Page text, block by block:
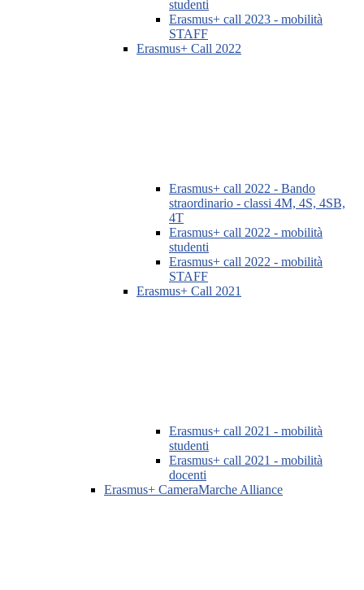
studenti
Erasmus+ call 2023 - mobilità
STAFF
Erasmus+ Call 2022
Erasmus+ call 2022 - Bando
straordinario - classi 4M, 4S, 4SB,
4T
Erasmus+ call 2022 - mobilità
studenti
Erasmus+ call 2022 - mobilità
STAFF
Erasmus+ Call 2021
Erasmus+ call 2021 - mobilità
studenti
Erasmus+ call 2021 - mobilità
docenti
Erasmus+ CameraMarche Alliance